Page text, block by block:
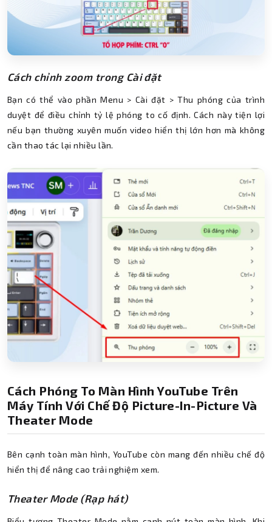
Cách chỉnh zoom trong Cài đặt
Bạn có thể vào phần Menu > Cài đặt > Thu phóng của trình
duyệt để điều chỉnh tỷ lệ phóng to cố định. Cách này tiện lợi
nếu bạn thường xuyên muốn video hiển thị lớn hơn mà không
cần thao tác lại nhiều lần.
Cách Phóng To Màn Hình YouTube Trên
Máy Tính Với Chế Độ Picture-In-Picture Và
Theater Mode
Bên cạnh toàn màn hình, YouTube còn mang đến nhiều chế độ
hiển thị để nâng cao trải nghiệm xem.
Theater Mode (Rạp hát)